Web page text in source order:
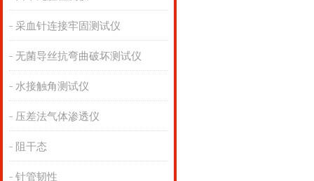
采血针连接牢固测试仪
无菌导丝抗弯曲破坏测试仪
水接触角测试仪
压差法气体渗透仪
阻干态
针管韧性